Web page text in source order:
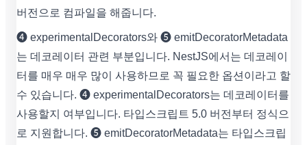
버전으로 컴파일을 해줍니다.
➍ experimentalDecorators와 ➎ emitDecoratorMetadata
는 데코레이터 관련 부분입니다. NestJS에서는 데코레이
터를 매우 매우 많이 사용하므로 꼭 필요한 옵션이라고 할
수 있습니다. ➍ experimentalDecorators는 데코레이터를
사용할지 여부입니다. 타입스크립트 5.0 버전부터 정식으
로 지원합니다. ➎ emitDecoratorMetadata는 타입스크립